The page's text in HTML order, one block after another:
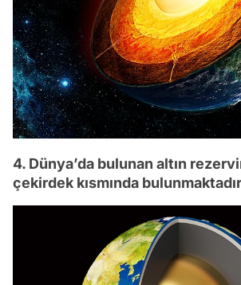
4. Dünya’da bulunan altın
çekirdek kısmında